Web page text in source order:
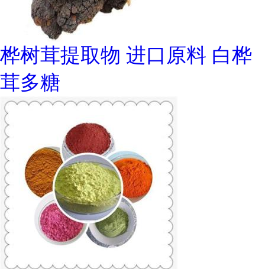
桦树茸提取物 进口原料 白桦
茸多糖